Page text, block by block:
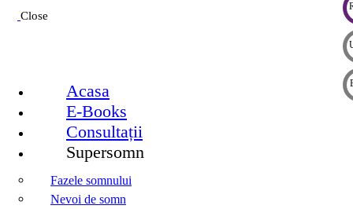
Close
Acasa
E-Books
Consultații
Supersomn
Fazele somnului
Nevoi de somn